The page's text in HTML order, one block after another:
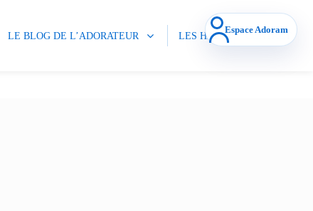
LE BLOG DE L’ADORATEUR LES HALI CONTACT
Espace Adoram